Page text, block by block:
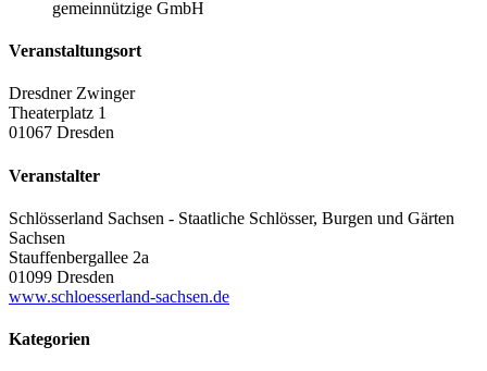
gemeinnützige GmbH
Veranstaltungsort
Dresdner Zwinger
Theaterplatz 1
01067 Dresden
Veranstalter
Schlösserland Sachsen - Staatliche Schlösser, Burgen und Gärten
Sachsen
Stauffenbergallee 2a
01099 Dresden
www.schloesserland-sachsen.de
Kategorien